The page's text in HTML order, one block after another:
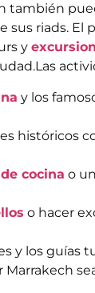
también
sus riads. El
y
Las
y los
históricos
cocina o
o hacer
y los guías